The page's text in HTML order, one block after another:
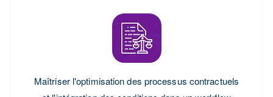
Maîtriser l'optimisation des processus contractuels